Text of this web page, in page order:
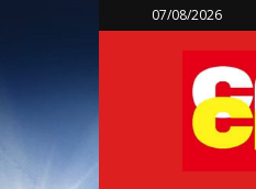
07/08/2026